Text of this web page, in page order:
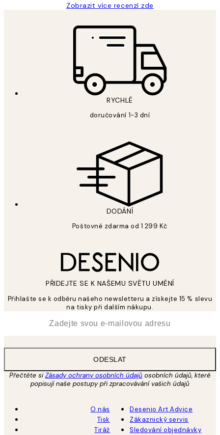
Zobrazit více recenzí zde
RYCHLÉ
doručování 1-3 dní
DODÁNÍ
Poštovné zdarma od 1 299 Kč
PŘIDEJTE SE K NAŠEMU SVĚTU UMĚNÍ
Přihlašte se k odběru našeho newsletteru a získejte 15 % slevu
na tisky při dalším nákupu.
ODESLAT
Přečtěte siZásady ochrany osobních údajů osobních údajů, které
popisují naše postupy při zpracovávání vašich údajů
O nás
Tisk
Tiráž
Desenio Art Advice
Zákaznický servis
Sledování objednávky